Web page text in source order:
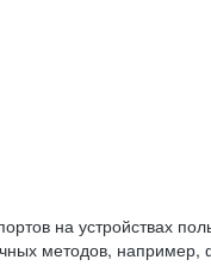
на устройствах
методов,